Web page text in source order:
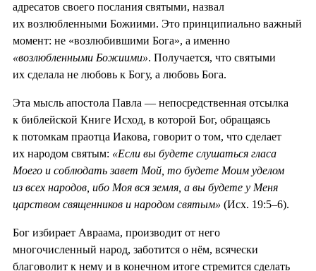
адресатов своего послания святыми, назвал
их возлюбленными Божиими. Это принципиально важный
момент: не «возлюбившими Бога», а именно
«возлюбленными Божиими». Получается, что святыми
их сделала не любовь к Богу, а любовь Бога.
Эта мысль апостола Павла — непосредственная отсылка
к библейской Книге Исход, в которой Бог, обращаясь
к потомкам праотца Иакова, говорит о том, что сделает
их народом святым: «Если вы будете слушаться гласа
Моего и соблюдать завет Мой, то будете Моим уделом
из всех народов, ибо Моя вся земля, а вы будете у Меня
царством священников и народом святым» (Исх. 19:5–6).
Бог избирает Авраама, производит от него
многочисленный народ, заботится о нём, всячески
благоволит к нему и в конечном итоге стремится сделать